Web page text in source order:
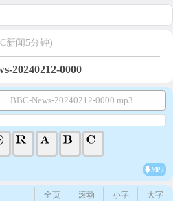
新闻5分钟)
20240212-0000
BBC-News-20240212-0000.mp3
MP3
大字
小字
滚动
全页